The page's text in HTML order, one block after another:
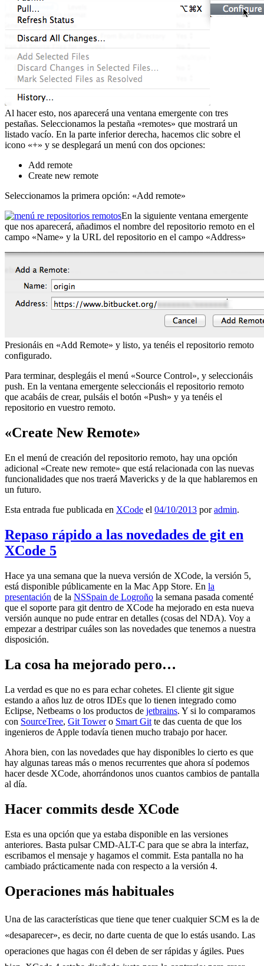
Al hacer esto, nos aparecerá una ventana emergente con tres
pestañas. Seleccionamos la pestaña «remotes» que mostrará un
listado vacío. En la parte inferior derecha, hacemos clic sobre el
icono «+» y se desplegará un menú con dos opciones:
Add remote
Create new remote
Seleccionamos la primera opción: «Add remote»
En la siguiente ventana emergente
que nos aparecerá, añadimos el nombre del repositorio remoto en el
campo «Name» y la URL del repositorio en el campo «Address»
Presionáis en «Add Remote» y listo, ya tenéis el repositorio remoto
configurado.
Para terminar, desplegáis el menú «Source Control», y seleccionáis
push. En la ventana emergente seleccionáis el repositorio remoto
que acabáis de crear, pulsáis el botón «Push» y ya tenéis el
repositorio en vuestro remoto.
«Create New Remote»
En el menú de creación del repositorio remoto, hay una opción
adicional «Create new remote» que está relacionada con las nuevas
funcionalidades que nos traerá Mavericks y de la que hablaremos en
un futuro.
Esta entrada fue publicada en XCode el 04/10/2013 poradmin.
Repaso rápido a las novedades de git en
XCode 5
Hace ya una semana que la nueva versión de XCode, la versión 5,
está disponible públicamente en la Mac App Store. En la
presentación de la NSSpain de Logroño la semana pasada comenté
que el soporte para git dentro de XCode ha mejorado en esta nueva
versión aunque no pude entrar en detalles (cosas del NDA). Voy a
empezar a destripar cuáles son las novedades que tenemos a nuestra
disposición.
La cosa ha mejorado pero…
La verdad es que no es para echar cohetes. El cliente git sigue
estando a años luz de otros IDEs que lo tienen integrado como
Eclipse, Netbeams o los productos de jetbrains. Y si lo comparamos
con SourceTree, Git Towero Smart Git te das cuenta de que los
ingenieros de Apple todavía tienen mucho trabajo por hacer.
Ahora bien, con las novedades que hay disponibles lo cierto es que
hay algunas tareas más o menos recurrentes que ahora sí podemos
hacer desde XCode, ahorrándonos unos cuantos cambios de pantalla
al día.
Hacer commits desde XCode
Esta es una opción que ya estaba disponible en las versiones
anteriores. Basta pulsar CMD-ALT-C para que se abra la interfaz,
escribamos el mensaje y hagamos el commit. Esta pantalla no ha
cambiado prácticamente nada con respecto a la versión 4.
Operaciones más habituales
Una de las características que tiene que tener cualquier SCM es la de
«desaparecer», es decir, no darte cuenta de que lo estás usando. Las
operaciones que hagas con él deben de ser rápidas y ágiles. Pues